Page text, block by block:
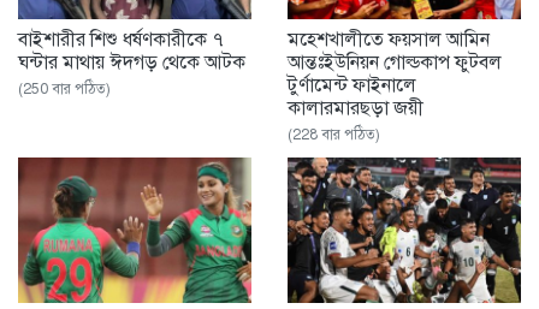
বাইশারীর শিশু ধর্ষণকারীকে ৭
ঘন্টার মাথায় ঈদগড় থেকে আটক
(250 বার পঠিত)
মহেশখালীতে ফয়সাল আমিন
আন্তঃইউনিয়ন গোল্ডকাপ ফুটবল
টুর্ণামেন্ট ফাইনালে
কালারমারছড়া জয়ী
(228 বার পঠিত)